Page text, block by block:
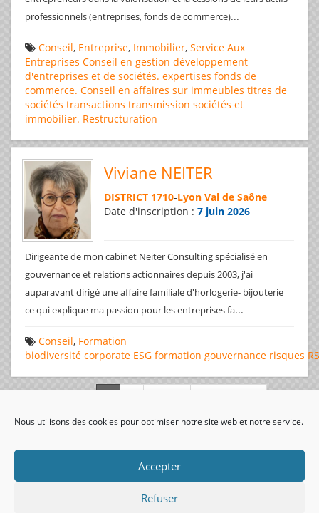
Nous utilisons des cookies pour optimiser notre site web et notre service.
Accepter
Refuser
professionnels (entreprises, fonds de commerce)...
Conseil, Entreprise, Immobilier, Service Aux
Entreprises Conseil en gestion développement
d'entreprises et de sociétés. expertises fonds de
commerce. Conseil en affaires sur immeubles titres de
sociétés transactions transmission sociétés et
immobilier. Restructuration
Viviane NEITER
DISTRICT 1710-Lyon Val de Saône
Date d'inscription : 7 juin 2026
Dirigeante de mon cabinet Neiter Consulting spécialisé en
gouvernance et relations actionnaires depuis 2003, j'ai
auparavant dirigé une affaire familiale d'horlogerie- bijouterie
ce qui explique ma passion pour les entreprises fa...
Conseil, Formation
biodiversité corporate ESG formation gouvernance risques
visiteurs uniques: